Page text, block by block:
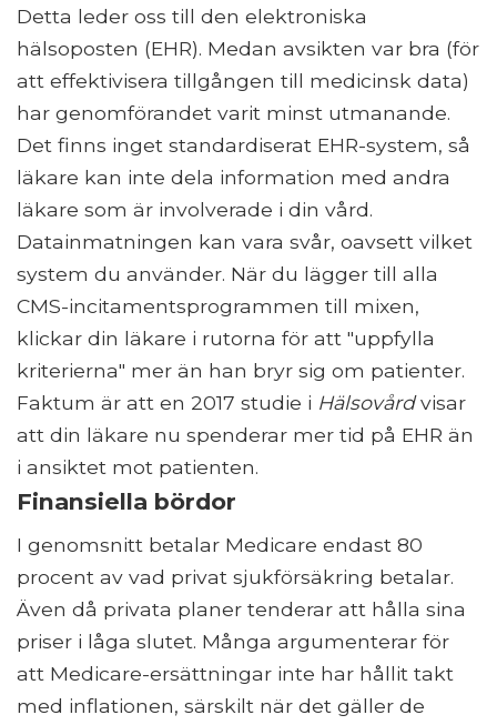
Detta leder oss till den elektroniska
hälsoposten (EHR). Medan avsikten var bra (för
att effektivisera tillgången till medicinsk data)
har genomförandet varit minst utmanande.
Det finns inget standardiserat EHR-system, så
läkare kan inte dela information med andra
läkare som är involverade i din vård.
Datainmatningen kan vara svår, oavsett vilket
system du använder. När du lägger till alla
CMS-incitamentsprogrammen till mixen,
klickar din läkare i rutorna för att "uppfylla
kriterierna" mer än han bryr sig om patienter.
Faktum är att en 2017 studie i Hälsovårdvisar
att din läkare nu spenderar mer tid på EHR än
i ansiktet mot patienten.
Finansiella bördor
I genomsnitt betalar Medicare endast 80
procent av vad privat sjukförsäkring betalar.
Även då privata planer tenderar att hålla sina
priser i låga slutet. Många argumenterar för
att Medicare-ersättningar inte har hållit takt
med inflationen, särskilt när det gäller de